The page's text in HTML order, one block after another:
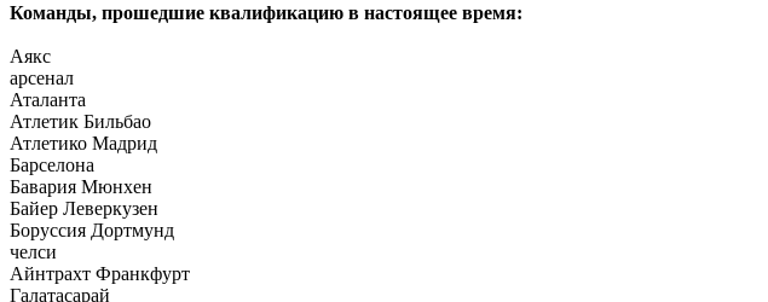
Команды, прошедшие квалификацию в настоящее время:
Аякс
арсенал
Аталанта
Атлетик Бильбао
Атлетико Мадрид
Барселона
Бавария Мюнхен
Байер Леверкузен
Боруссия Дортмунд
челси
Айнтрахт Франкфурт
Галатасарай